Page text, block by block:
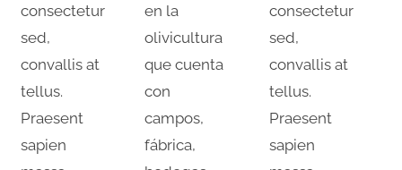
consectetur
sed,
convallis at
tellus.
Praesent
sapien
en la
olivicultura
que cuenta
con
campos,
fábrica,
consectetur
sed,
convallis at
tellus.
Praesent
sapien